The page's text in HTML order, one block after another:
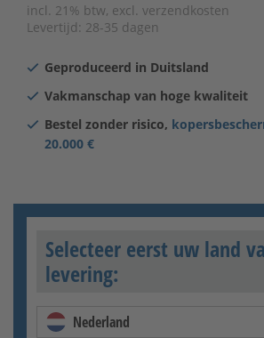
incl. 21% btw, excl. verzendkosten
Levertijd: 28-35 dagen
Geproduceerd in Duitsland
Vakmanschap van hoge kwaliteit
Bestel zonder risico,
20.000 €
Selecteer eerst uw land
levering:
Nederland